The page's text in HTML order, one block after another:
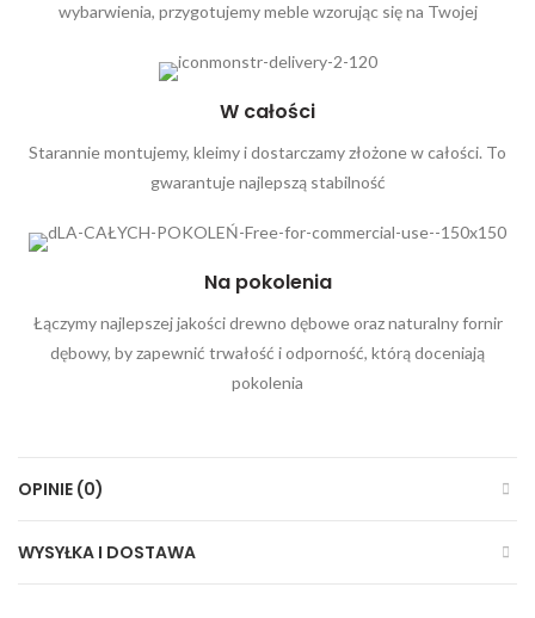
wybarwienia, przygotujemy meble wzorując się na Twojej
W całości
Starannie montujemy, kleimy i dostarczamy złożone w całości. To
gwarantuje najlepszą stabilność
Na pokolenia
Łączymy najlepszej jakości drewno dębowe oraz naturalny fornir
dębowy, by zapewnić trwałość i odporność, którą doceniają
pokolenia
OPINIE (0)
WYSYŁKA I DOSTAWA